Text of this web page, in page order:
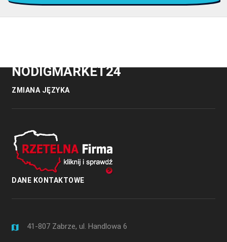
NODIGMARKET24
ZMIANA JĘZYKA
DANE KONTAKTOWE
41-807 Zabrze, ul. Handlowa 6